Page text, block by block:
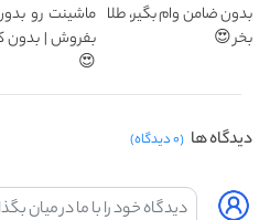
بدون ضامن وام بگیر، طلا
بخر 😍
ماشینت رو
بفروش | بدون
😍
دیدگاه ها (۰ دیدگاه)